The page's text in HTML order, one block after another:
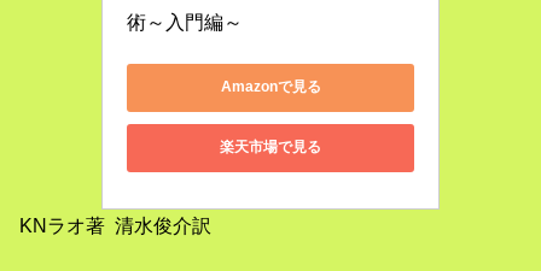
術～入門編～
Amazonで見る
楽天市場で見る
KNラオ著 清水俊介訳